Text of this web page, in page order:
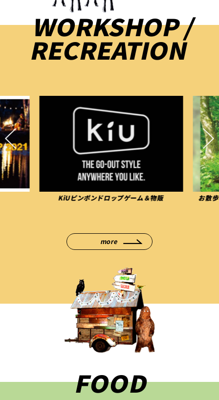
WORKSHOP /
RECREATION
KiUピンポンドロップゲーム＆物販 お散
more
FOOD